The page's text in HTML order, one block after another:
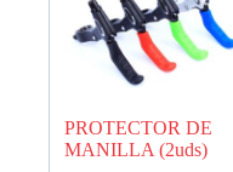
PROTECTOR DE
MANILLA (2uds)